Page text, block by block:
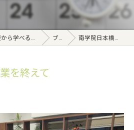
算命学講座・教室｜基礎から学べる東京日本橋【日本橋南学院】 ブログ 南学院日本橋校授業を終えて
を終えて